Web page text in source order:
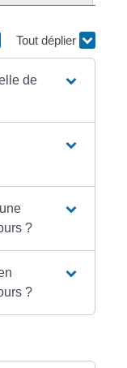
Tout déplier
de
?
?